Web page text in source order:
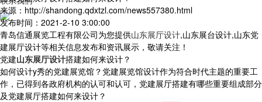
来源：http://shandong.qdxtzl.com/news557380.html
发布时间：2021-2-10 3:00:00
青岛信通展览工程有限公司为您提供山东展厅设计,山东展台设计,山东党
建展厅设计等相关信息发布和资讯展示，敬请关注！
党建山东展厅设计搭建如何来设计？
如何设计y秀的党建展览馆？党建展览馆设计作为符合时代主题的重要工
作，已得到各政府机构的认可和认可，党建展厅搭建有哪些重要组成部分
及党建展厅搭建如何来设计？